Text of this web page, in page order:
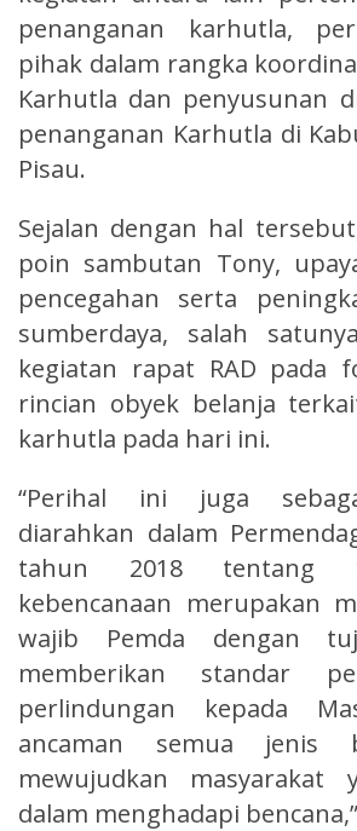
penanganan karhutla,
pihak dalam rangka
Karhutla dan penyusunan
penanganan Karhutla di
Pisau.
Sejalan dengan hal
poin sambutan Tony,
pencegahan serta
sumberdaya, salah
kegiatan rapat RAD pada
rincian obyek belanja
karhutla pada hari ini.
“Perihal ini juga
diarahkan dalam
tahun 2018 tentang
kebencanaan merupakan
wajib Pemda dengan
memberikan standar
perlindungan kepada
ancaman semua jenis
mewujudkan masyarakat
dalam menghadapi